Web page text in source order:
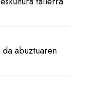
abuztuaren